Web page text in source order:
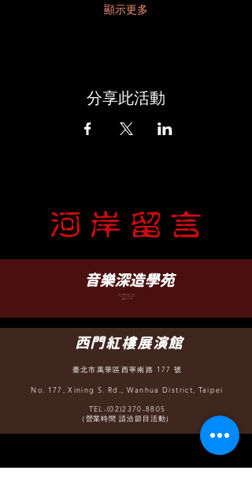
顯示更多
分享此活動
​音樂深造學苑
西門紅樓展演館
臺北市萬華區西寧南路 177 號
No. 177, Xining S. Rd., Wanhua District, Taipei
TEL-(02)2370-8805
（營業時間 請洽節目活動）